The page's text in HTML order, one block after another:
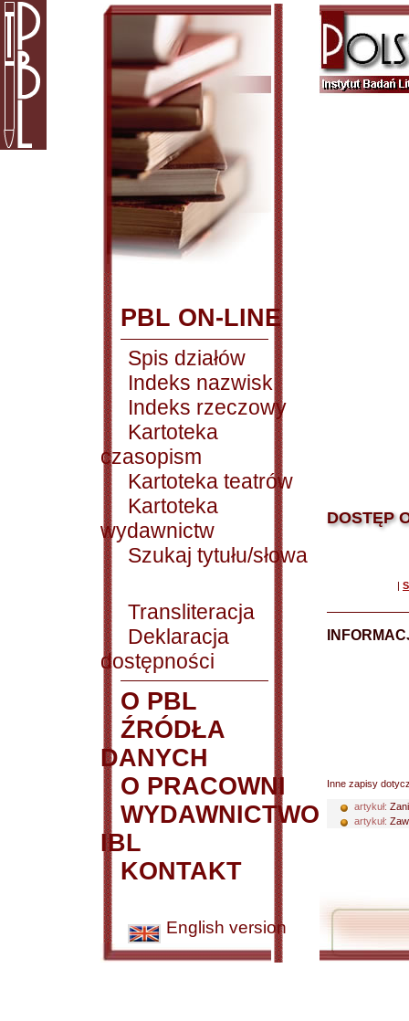
PBL ON-LINE
Spis działów
Indeks nazwisk
Indeks rzeczowy
Kartoteka
czasopism
Kartoteka teatrów
Kartoteka
wydawnictw
Szukaj tytułu/słowa
Transliteracja
Deklaracja
dostępności
O PBL
ŹRÓDŁA
DANYCH
O PRACOWNI
WYDAWNICTWO
IBL
KONTAKT
English version
DOSTĘP
|
Inne zapisy
artykuł:
artykuł: